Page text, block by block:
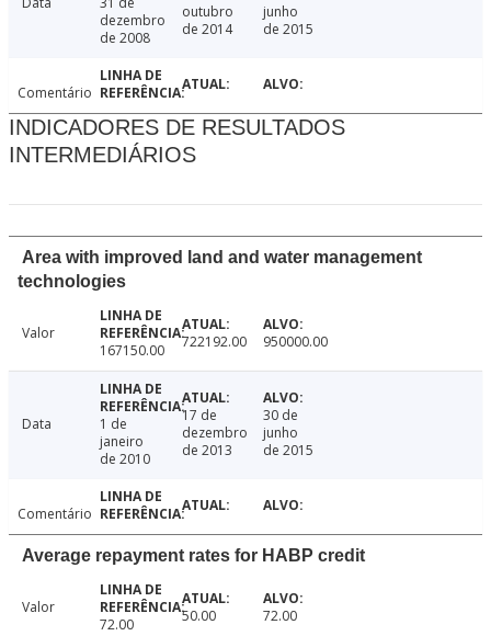
dezembro
de 2008
outubro
de 2014
junho
de 2015
Comentário
INDICADORES DE RESULTADOS
INTERMEDIÁRIOS
Area with improved land and water management
technologies
Valor
167150.00
722192.00 950000.00
Data
1 de
janeiro
de 2010
17 de
dezembro
de 2013
30 de
junho
de 2015
Comentário
Average repayment rates for HABP credit
Valor
72.00
50.00 72.00